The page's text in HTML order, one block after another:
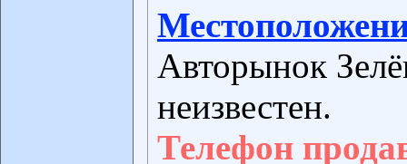
Авторынок
неизвестен.
Телефон